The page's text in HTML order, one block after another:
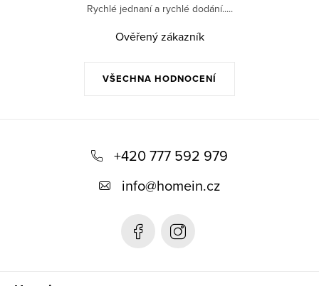
VŠECHNA HODNOCENÍ
Rychlé jednaní a rychlé dodání.....
Ověřený zákazník
+420 777 592 979
info@homein.cz